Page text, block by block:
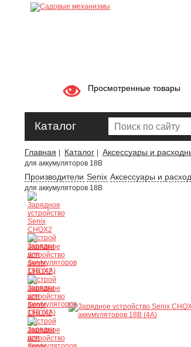
Просмотренные товары
Каталог
Главная Каталог Аксессуары и
для аккумуляторов 18В
Производители Senix Аксессуары и
для аккумуляторов 18В